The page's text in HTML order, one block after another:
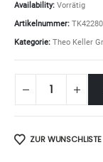
Availability: Vorrätig
Artikelnummer:
Kategorie: Theo Keller
ZUR WUNSCHLISTE